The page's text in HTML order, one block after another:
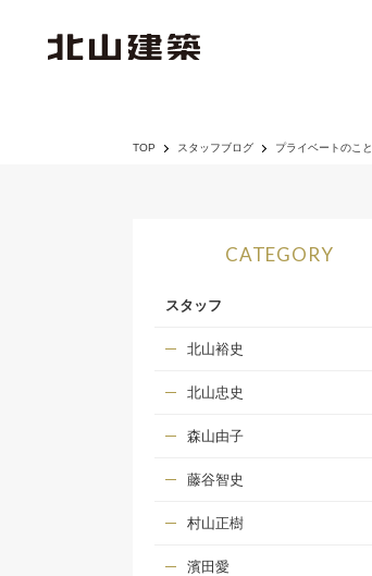
TOP スタッフブログ プライベートのこと
CATEGORY
スタッフ
北山裕史
北山忠史
森山由子
藤谷智史
村山正樹
濱田愛